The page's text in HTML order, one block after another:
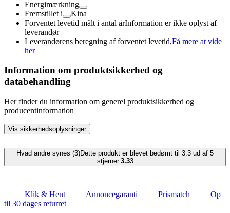
Energimærkning
Fremstillet i
Kina
Forventet levetid målt i antal årInformation er ikke oplyst af
leverandør
Leverandørens beregning af forventet levetid,Få mere at vide
her
Information om produktsikkerhed og
databehandling
Her finder du information om generel produktsikkerhed og
producentinformation
Vis sikkerhedsoplysninger
Hvad andre synes (3)Dette produkt er blevet bedømt til 3.3 ud af 5
stjerner.3.33
Klik & Hent Annoncegaranti Prismatch
Op
til 30 dages returret